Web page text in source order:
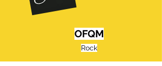
OFQM
Rock